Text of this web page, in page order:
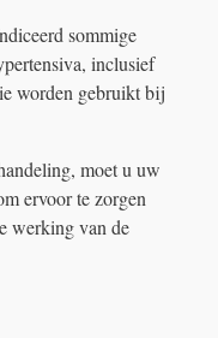
sommige
inclusief
worden gebruikt bij
moet u uw
ervoor te zorgen
werking van de